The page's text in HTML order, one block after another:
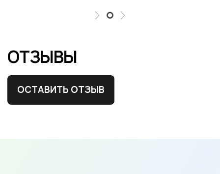
ОТЗЫВЫ
ОСТАВИТЬ ОТЗЫВ